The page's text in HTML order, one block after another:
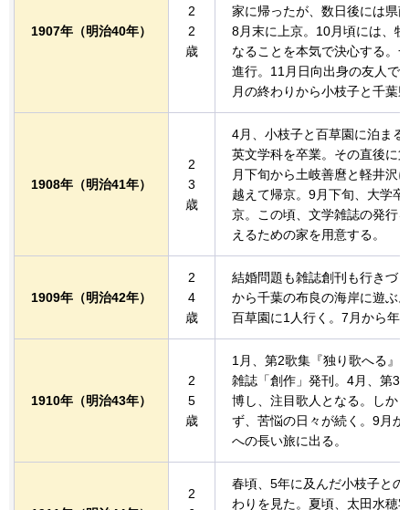
1907年 （明治40年）
2
2
歳
家に帰ったが、数日後には県
8月末に上京。10月頃には、
なることを本気で決心する。
進行。11月日向出身の友人で
月の終わりから小枝子と千葉
1908年 （明治41年）
2
3
歳
4月、小枝子と百草園に泊ま
英文学科を卒業。その直後に
月下旬から土岐善麿と軽井沢
越えて帰京。9月下旬、大学
京。この頃、文学雑誌の発行
えるための家を用意する。
1909年 （明治42年）
2
4
歳
結婚問題も雑誌創刊も行きづ
から千葉の布良の海岸に遊ぶ
百草園に1人行く。7月から年
1910年 （明治43年）
2
5
歳
1月、第2歌集『独り歌へる』
雑誌「創作」発刊。4月、第3
博し、注目歌人となる。しか
ず、苦悩の日々が続く。9月
への長い旅に出る。
2
春頃、5年に及んだ小枝子と
わりを見た。夏頃、太田水穂